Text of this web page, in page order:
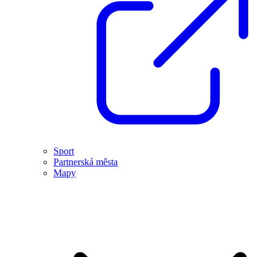
Sport
Partnerská města
Mapy